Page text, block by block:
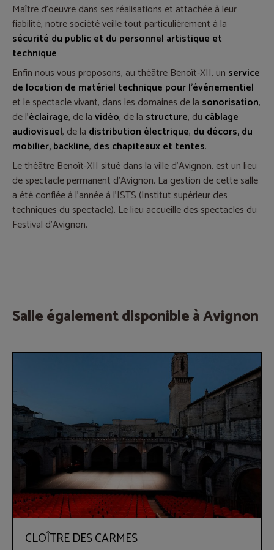
Maître d'oeuvre dans ses réalisations et attachée à leur
fiabilité, notre société veille tout particulièrement à la
sécurité du public et du personnel artistique et
technique
Enfin nous vous proposons, au théâtre Benoît-XII, un service
de location de matériel technique pour l'événementiel
et le spectacle vivant, dans les domaines de la sonorisation,
de l'éclairage, de lavidéo, de la structure, du câblage
audiovisuel, de la distribution électrique, du décors, du
mobilier,backline, des chapiteaux et tentes.
Le théâtre Benoît-XII situé dans la ville d'Avignon, est un lieu
de spectacle permanent d'Avignon. La gestion de cette salle
a été confiée à l'année à l'ISTS (Institut supérieur des
techniques du spectacle). Le lieu accueille des spectacles du
Festival d'Avignon.
Salle également disponible à Avignon
CLOÎTRE DES CARMES